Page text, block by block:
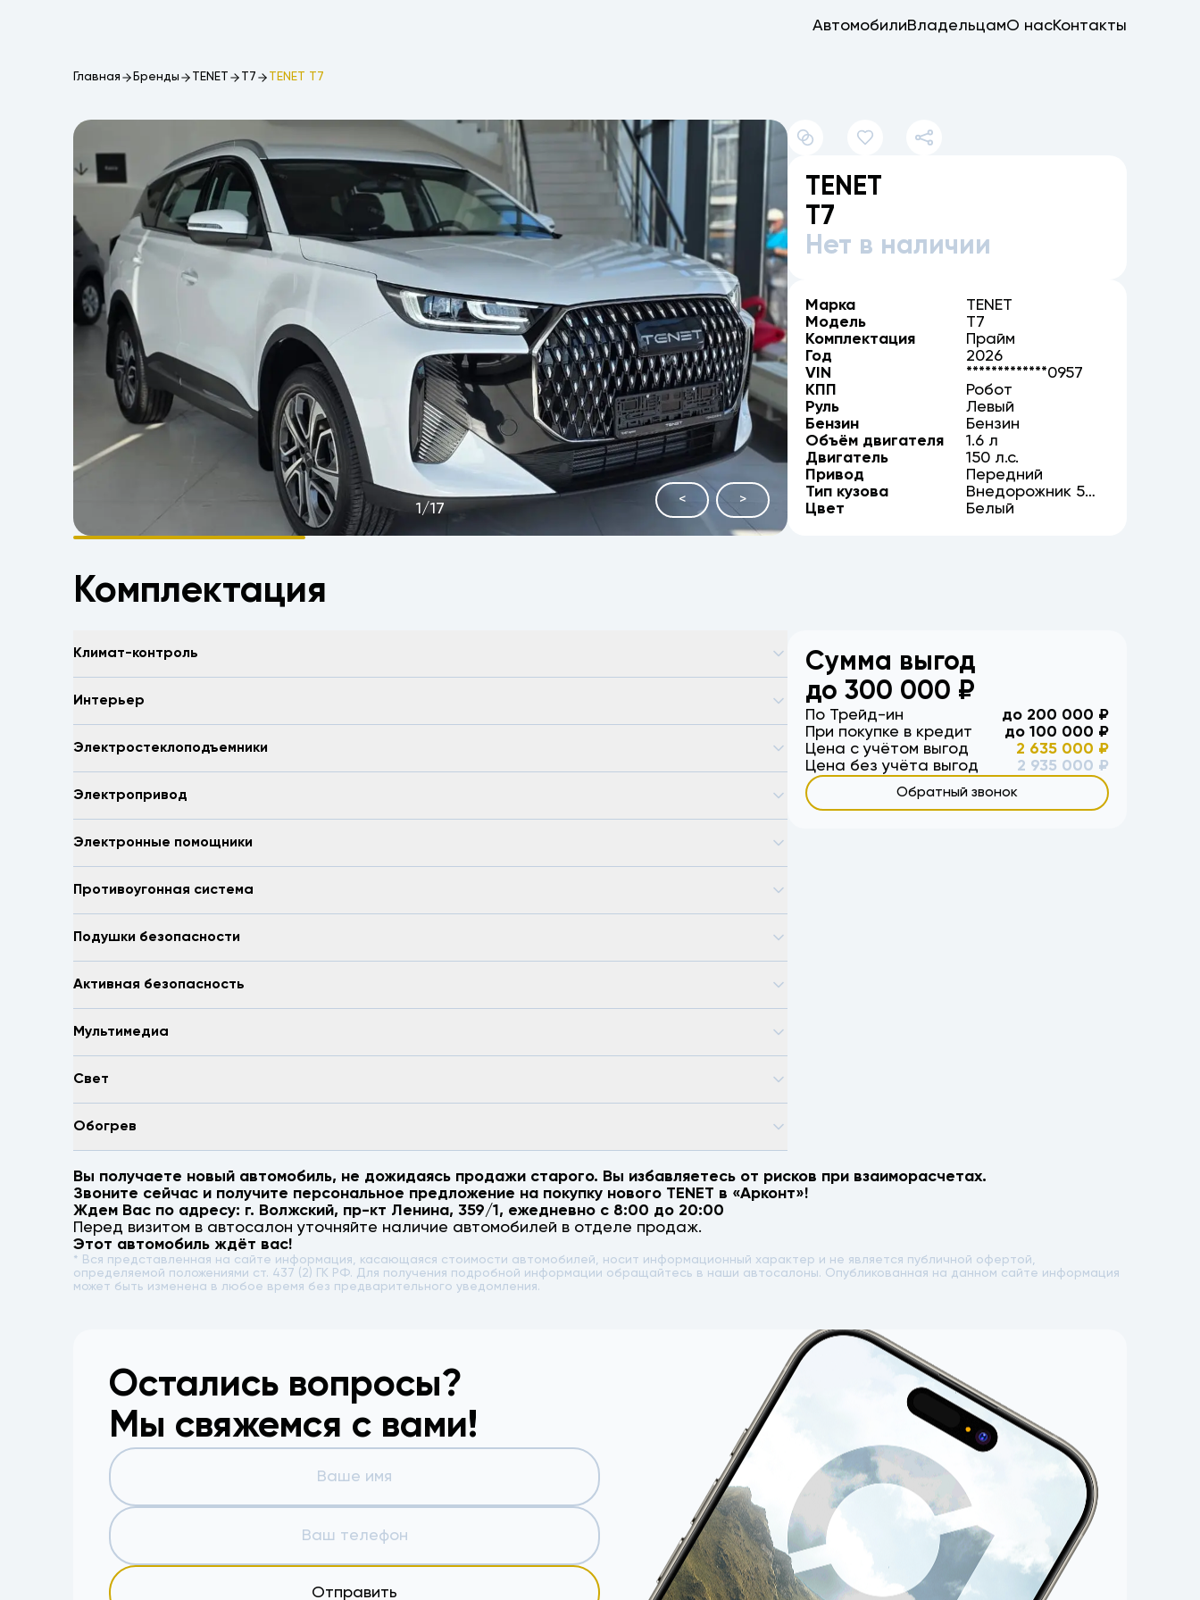
АвтомобилиВладельцамО насКонтакты
Главная Бренды TENET T7 TENET T7
< >
1 /17
TENET
T7
Нет в наличии
Марка
TENET
Модель
T7
Комплектация
Прайм
Год
2026
VIN
*************0957
КПП
Робот
Руль
Левый
Бензин
Бензин
Объём двигателя
1.6 л
Двигатель
150 л.с.
Привод
Передний
Тип кузова
Внедорожник 5
дв.
Цвет Белый
Комплектация
Климат-контроль
Интерьер
Электростеклоподъемники
Электропривод
Электронные помощники
Противоугонная система
Подушки безопасности
Активная безопасность
Мультимедиа
Свет
Обогрев
Сумма выгод
до300 000 ₽
По Трейд-ин до 200 000 ₽
При покупке в кредит
до 100 000 ₽
Цена с учётом выгод
2 635 000 ₽
Цена без учёта выгод
2 935 000 ₽
Обратный звонок
Вы получаете новый автомобиль, не дожидаясь продажи старого. Вы избавляетесь от рисков при взаиморасчетах.
Звоните сейчас и получите персональное предложение на покупку нового TENET в «Арконт»!
Ждем Вас по адресу: г. Волжский, пр-кт Ленина, 359/1 , ежедневно с 8:00 до 20:00
Перед визитом в автосалон уточняйте наличие автомобилей в отделе продаж.
Этот автомобиль ждёт вас!
* Вся представленная на сайте информация, касающаяся стоимости автомобилей, носит информационный характер и не является публичной офертой,
определяемой положениями ст. 437 (2) ГК РФ. Для получения подробной информации обращайтесь в наши автосалоны. Опубликованная на данном сайте информация
может быть изменена в любое время без предварительного уведомления.
Остались вопросы?
Мы свяжемся с вами!
Отправить